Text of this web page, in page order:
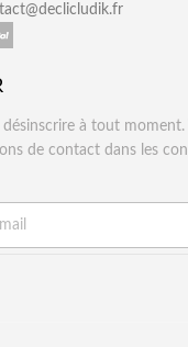
désinscrire à tout
de contact dans les